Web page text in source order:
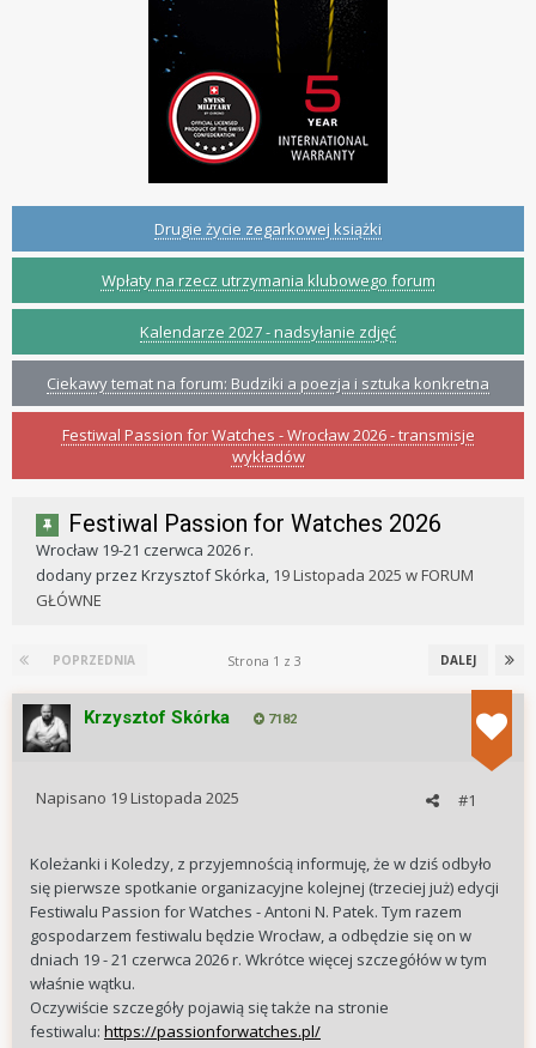
Drugie życie zegarkowej książki
Wpłaty na rzecz utrzymania klubowego forum
Kalendarze 2027 - nadsyłanie zdjęć
Ciekawy temat na forum: Budziki a poezja i sztuka konkretna
Festiwal Passion for Watches - Wrocław 2026 - transmisje
wykładów
Festiwal Passion for Watches 2026
Wrocław 19-21 czerwca 2026 r.
dodany przez Krzysztof Skórka, 19 Listopada 2025 wFORUM
GŁÓWNE
POPRZEDNIA DALEJ
Strona 1 z 3
Krzysztof Skórka 7182
#1
Napisano 19 Listopada 2025
Koleżanki i Koledzy, z przyjemnością informuję, że w dziś odbyło
się pierwsze spotkanie organizacyjne kolejnej (trzeciej już) edycji
Festiwalu Passion for Watches - Antoni N. Patek. Tym razem
gospodarzem festiwalu będzie Wrocław, a odbędzie się on w
dniach 19 - 21 czerwca 2026 r. Wkrótce więcej szczegółów w tym
właśnie wątku.
Oczywiście szczegóły pojawią się także na stronie
festiwalu: https://passionforwatches.pl/